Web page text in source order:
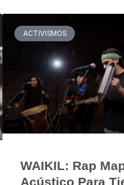
ACTIVISMOS
WAIKIL: Rap
Acústico Para